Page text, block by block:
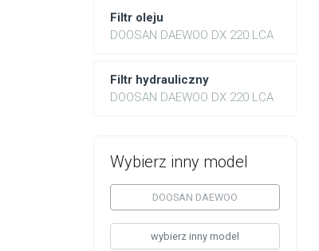
Filtr oleju
DOOSAN DAEWOO DX 220 LCA
Filtr hydrauliczny
DOOSAN DAEWOO DX 220 LCA
Wybierz inny model
DOOSAN DAEWOO
wybierz inny model